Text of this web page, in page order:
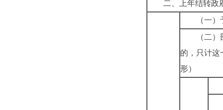
二、上年结转政
（一
（二
的，只计这
形）